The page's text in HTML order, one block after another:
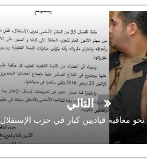
التالي
معاقبة قياديين كبار في حزب الإستقلال